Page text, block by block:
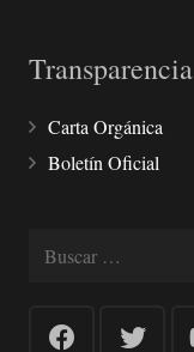
Transparencia
Carta Orgánica
Boletín Oficial
Buscar: